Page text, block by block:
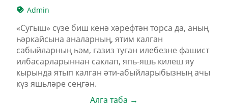
Admin
«Сугыш» сүзе биш кенә хәрефтән торса да, аның
һәркайсына аналарның, ятим калган
сабыйларның һәм, газиз туган илебезне фашист
илбасарларыннан саклап, япь-яшь килеш яу
кырында ятып калган әти-абыйларыбызның ачы
күз яшьләре сеңгән.
Алга таба →